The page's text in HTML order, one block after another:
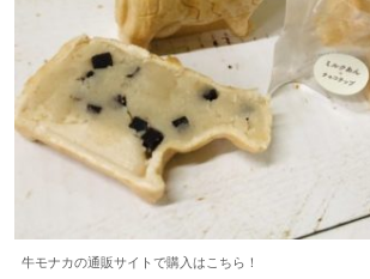
牛モナカの通販サイトで購入はこちら！